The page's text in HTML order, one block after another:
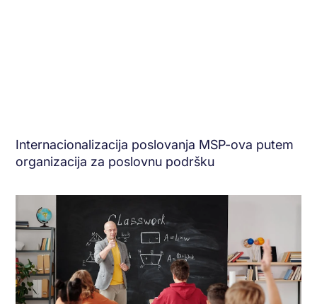
Internacionalizacija poslovanja MSP-ova putem
organizacija za poslovnu podršku